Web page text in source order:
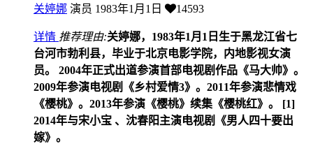
关婷娜 演员 1983年1月1日 14593
详情 推荐理由:关婷娜，1983年1月1日生于黑龙江省七
台河市勃利县，毕业于北京电影学院，内地影视女演
员。 2004年正式出道参演首部电视剧作品《马大帅》。
2009年参演电视剧《乡村爱情3》。2011年参演悲情戏
《樱桃》。2013年参演《樱桃》续集《樱桃红》。 [1]
2014年与宋小宝 、沈春阳主演电视剧《男人四十要出
嫁》。